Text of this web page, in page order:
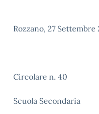
Rozzano, 27 Settembre
Circolare n. 40
Scuola Secondaria